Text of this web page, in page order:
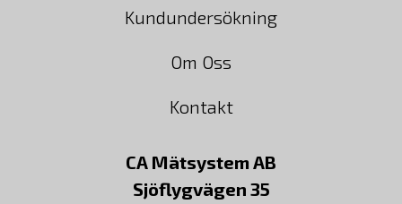
Kundundersökning
Om Oss
Kontakt
CA Mätsystem AB
Sjöflygvägen 35